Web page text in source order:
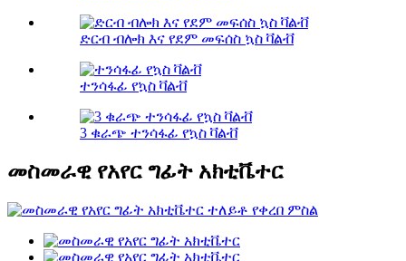
ድርብ ብሎክ እና የደም መፍሰስ ኳስ ቫልቭ
ተንሳፋፊ የኳስ ቫልቭ
3 ቁራጭ ተንሳፋፊ የኳስ ቫልቭ
መስመራዊ የአየር ግፊት አክቲቬተር